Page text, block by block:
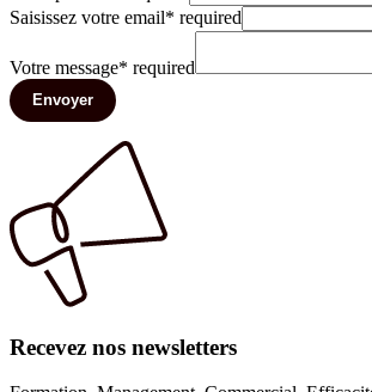
Saisissez votre email* required
Votre message* required
Envoyer
Recevez nos newsletters